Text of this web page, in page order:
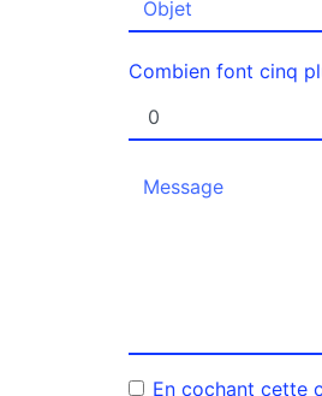
Combien font cinq
En cochant cette